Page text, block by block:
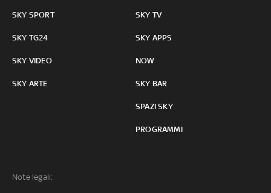
SKY SPORT
SKY TG24
SKY VIDEO
SKY ARTE
SKY TV
SKY APPS
NOW
SKY BAR
SPAZI SKY
PROGRAMMI
Note legali: